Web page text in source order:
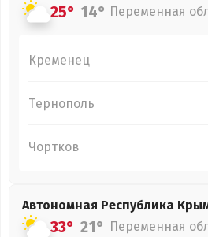
25° 14° Переменная
Кременец
Тернополь
Чортков
Автономная Республика
33° 21° Переменная